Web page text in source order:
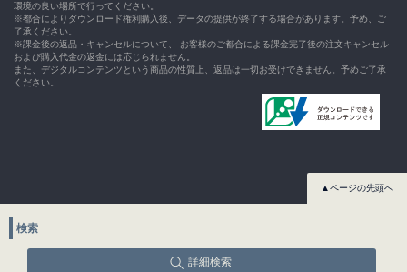
環境の良い場所で行ってください。
※都合によりダウンロード権利購入後、データの提供が終了する場合があります。予め、ご
了承ください。
※課金後の返品・キャンセルについて、 お客様のご都合による課金完了後の注文キャンセル
および購入代金の返金には応じられません。
また、デジタルコンテンツという商品の性質上、返品は一切お受けできません。予めご了承
ください。
▲ページの先頭へ
検索
詳細検索